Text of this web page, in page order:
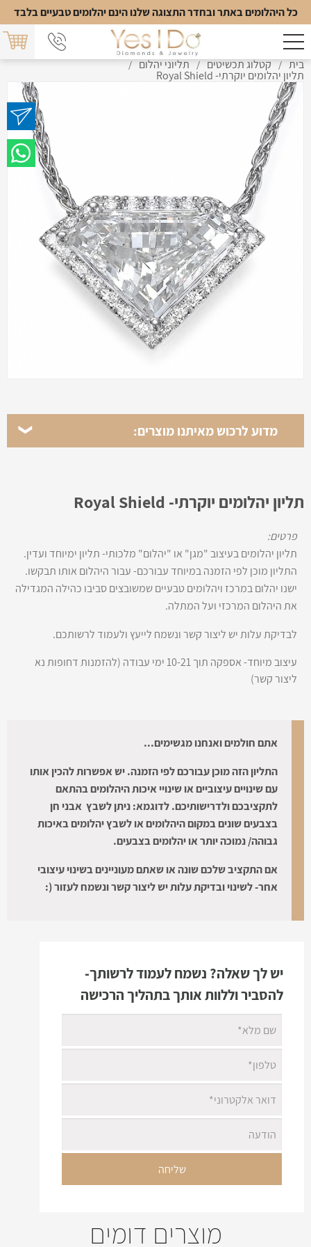
כל היהלומים באתר ובחדר התצוגה שלנו הינם יהלומים טבעיים בלבד
בית / קטלוג תכשיטים / תליוני יהלום /
תליון יהלומים יוקרתי- Royal Shield
מדוע לרכוש מאיתנו מוצרים:
תליון יהלומים יוקרתי- Royal Shield
פרטים:
תליון יהלומים בעיצוב "מגן" או "יהלום" מלכותי- תליון ימיוחד ועדין.
התליון מוכן לפי הזמנה במיוחד עבורכם- עבור היהלום אותו תבקשו.
ישנו יהלום במרכז ויהלומים טבעיים שמשובצים סביבו כהילה המגדילה
את היהלום המרכזי ועל המתלה.
לבדיקת עלות יש ליצור קשר ונשמח לייעץ ולעמוד לרשותכם.
עיצוב מיוחד- אספקה תוך 10-21 ימי עבודה (להזמנות דחופות נא
ליצור קשר)
אתם חולמים ואנחנו מגשימים...
התליון הזה מוכן עבורכם לפי הזמנה. יש אפשרות להכין אותו
עם שינויים עיצוביים או שינויי איכות היהלומים בהתאם
לתקציבכם ולדרישותיכם. לדוגמא:ניתן לשבץ אבני חן
בצבעים שונים במקום היהלומים או לשבץ יהלומים באיכות
גבוהה/ נמוכה יותר או יהלומים בצבעים.
אם התקציב שלכם שונה או שאתם מעוניינים בשינוי עיצובי
אחר- לשינוי ובדיקת עלות יש ליצור קשר ונשמח לעזור (:
יש לך שאלה? נשמח לעמוד לרשותך-
להסביר וללוות אותך בתהליך הרכישה
מוצרים דומים